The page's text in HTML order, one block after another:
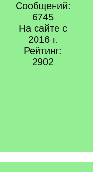
Сообщений:
6745
На сайте с
2016 г.
Рейтинг:
2902